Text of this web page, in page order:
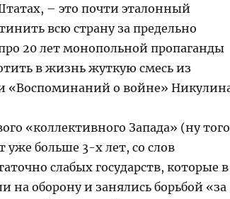
– это почти эталонный
всю страну за предельно
20 лет монопольной пропаганды
в жизнь жуткую смесь из
«Воспоминаний о войне»
«коллективного Запада» (ну того
больше 3-х лет, со слов
слабых государств, которые
на оборону и занялись борьбой «за